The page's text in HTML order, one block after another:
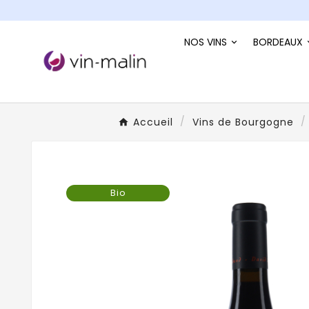
NOS VINS BORDEAUX
Accueil Vins de Bourgogne
Bio